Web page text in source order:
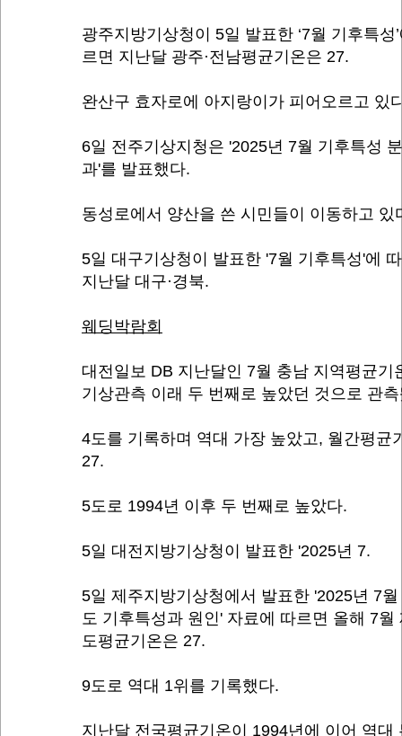
광주지방기상청이 5일 발표한 ‘7월 기후특성
르면 지난달 광주·전남평균기온은 27.
완산구 효자로에 아지랑이가 피어오르고 있
6일 전주기상지청은 '2025년 7월 기후특성
과'를 발표했다.
동성로에서 양산을 쓴 시민들이 이동하고 있
5일 대구기상청이 발표한 '7월 기후특성'에
지난달 대구·경북.
웨딩박람회
대전일보 DB 지난달인 7월 충남 지역평균기
기상관측 이래 두 번째로 높았던 것으로 관
4도를 기록하며 역대 가장 높았고, 월간평균
27.
5도로 1994년 이후 두 번째로 높았다.
5일 대전지방기상청이 발표한 '2025년 7.
5일 제주지방기상청에서 발표한 '2025년 7
도 기후특성과 원인' 자료에 따르면 올해 7월
도평균기온은 27.
9도로 역대 1위를 기록했다.
지난달 전국평균기온이 1994년에 이어 역대